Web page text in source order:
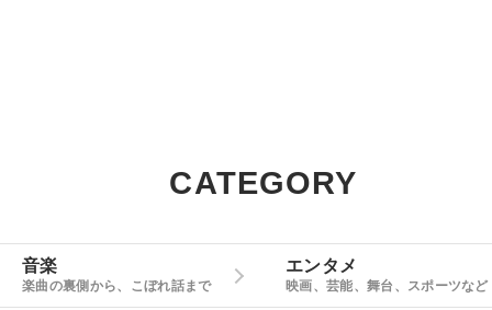
CATEGORY
音楽
楽曲の裏側から、こぼれ話まで
エンタメ
映画、芸能、舞台、スポーツなど